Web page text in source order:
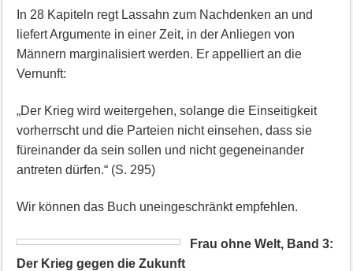
In 28 Kapiteln regt Lassahn zum Nachdenken an und
liefert Argumente in einer Zeit, in der Anliegen von
Männern marginalisiert werden. Er appelliert an die
Vernunft:
„Der Krieg wird weitergehen, solange die Einseitigkeit
vorherrscht und die Parteien nicht einsehen, dass sie
füreinander da sein sollen und nicht gegeneinander
antreten dürfen.“ (S. 295)
Wir können das Buch uneingeschränkt empfehlen.
Frau ohne Welt, Band 3:
Der Krieg gegen die Zukunft